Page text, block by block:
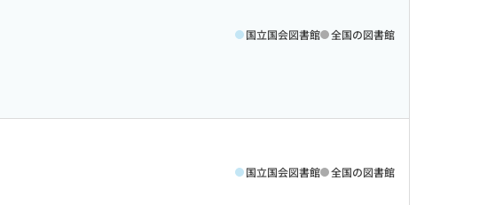
国立国会図書館 全国の図書館
国立国会図書館 全国の図書館